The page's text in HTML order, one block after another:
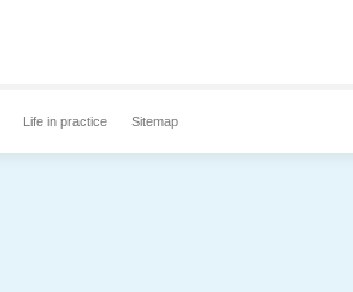
Life in practice Sitemap